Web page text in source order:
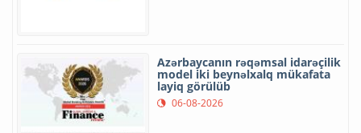
Azərbaycanın rəqəmsal idarəçilik
model iki beynəlxalq mükafata
layiq görülüb
06-08-2026